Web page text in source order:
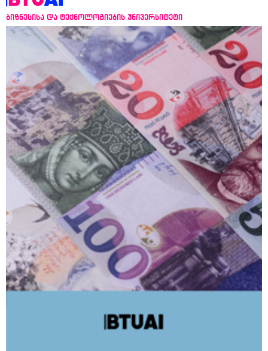
ბიზნესისა და ტექნოლოგიების უნივერსიტეტი